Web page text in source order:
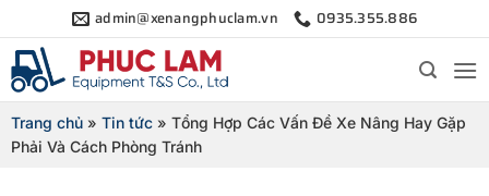
qua
nội
dung
admin@xenangphuclam.vn 0935.355.886
Trang chủ » Tin tức » Tổng Hợp Các Vấn Đề Xe Nâng Hay Gặp
Phải Và Cách Phòng Tránh